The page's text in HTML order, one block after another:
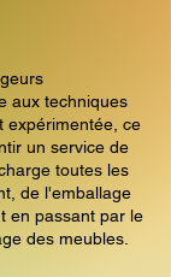
aux techniques
expérimentée, ce
un service de
toutes les
de l'emballage
en passant par le
des meubles.